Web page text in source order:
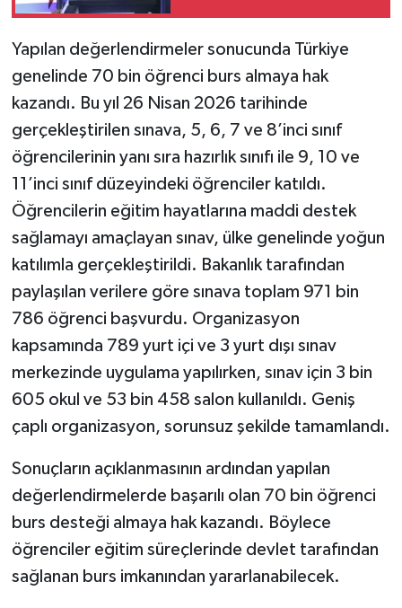
Yapılan değerlendirmeler sonucunda Türkiye
genelinde 70 bin öğrenci burs almaya hak
kazandı. Bu yıl 26 Nisan 2026 tarihinde
gerçekleştirilen sınava, 5, 6, 7 ve 8’inci sınıf
öğrencilerinin yanı sıra hazırlık sınıfı ile 9, 10 ve
11’inci sınıf düzeyindeki öğrenciler katıldı.
Öğrencilerin eğitim hayatlarına maddi destek
sağlamayı amaçlayan sınav, ülke genelinde yoğun
katılımla gerçekleştirildi. Bakanlık tarafından
paylaşılan verilere göre sınava toplam 971 bin
786 öğrenci başvurdu. Organizasyon
kapsamında 789 yurt içi ve 3 yurt dışı sınav
merkezinde uygulama yapılırken, sınav için 3 bin
605 okul ve 53 bin 458 salon kullanıldı. Geniş
çaplı organizasyon, sorunsuz şekilde tamamlandı.
Sonuçların açıklanmasının ardından yapılan
değerlendirmelerde başarılı olan 70 bin öğrenci
burs desteği almaya hak kazandı. Böylece
öğrenciler eğitim süreçlerinde devlet tarafından
sağlanan burs imkanından yararlanabilecek.